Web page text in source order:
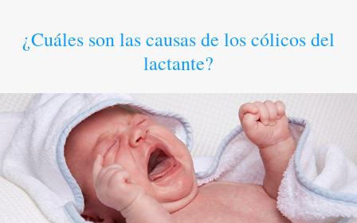
¿Cuáles son las causas de los cólicos del
lactante?